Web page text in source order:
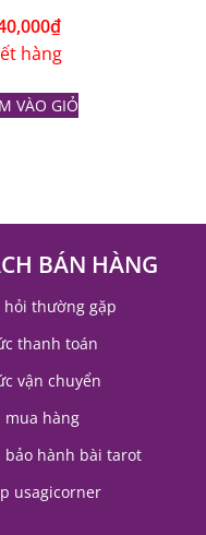
₫
hàng
VÀO GIỎ
BÁN HÀNG
hỏi thường gặp
thanh toán
vận chuyển
mua hàng
bảo hành bài tarot
usagicorner